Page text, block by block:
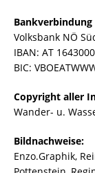
Bankverbindung
Volksbank NÖ
IBAN: AT
BIC:
Copyright aller
Wander- u.
Bildnachweise:
Enzo.Graphik,